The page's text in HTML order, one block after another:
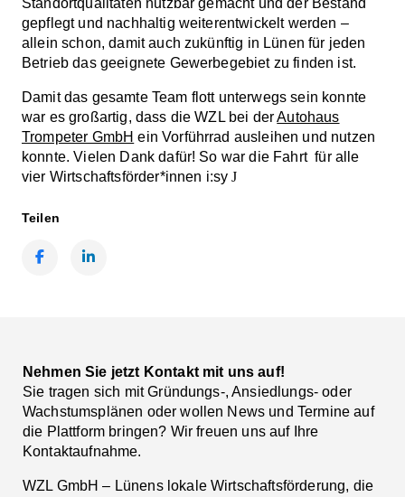
Standortqualitäten nutzbar gemacht und der Bestand
gepflegt und nachhaltig weiterentwickelt werden –
allein schon, damit auch zukünftig in Lünen für jeden
Betrieb das geeignete Gewerbegebiet zu finden ist.
Damit das gesamte Team flott unterwegs sein konnte
war es großartig, dass die WZL bei derAutohaus
Trompeter GmbH ein Vorführrad ausleihen und nutzen
konnte. Vielen Dank dafür! So war die Fahrt für alle
vier Wirtschaftsförder*innen i:syJ
Teilen
Nehmen Sie jetzt Kontakt mit uns auf!
Sie tragen sich mit Gründungs-, Ansiedlungs- oder
Wachstumsplänen oder wollen News und Termine auf
die Plattform bringen? Wir freuen uns auf Ihre
Kontaktaufnahme.
WZL GmbH – Lünens lokale Wirtschaftsförderung, die